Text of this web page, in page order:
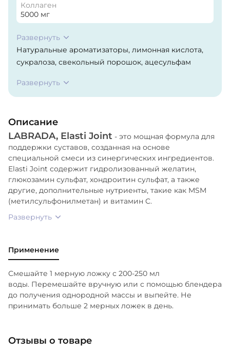
Коллаген
5000 мг
Развернуть
Натуральные ароматизаторы, лимонная кислота,
сукралоза, свекольный порошок, ацесульфам
Развернуть
Описание
LABRADA, Elasti Joint - это мощная формула для
поддержки суставов, созданная на основе
специальной смеси из синергических ингредиентов.
Elasti Joint содержит гидролизованный желатин,
глюкозамин сульфат, хондроитин сульфат, а также
другие, дополнительные нутриенты, такие как MSM
(метилсульфонилметан) и витамин C.
Развернуть
Применение
Смешайте 1 мерную ложку с 200-250 мл
воды. Перемешайте вручную или с помощью блендера
до получения однородной массы и выпейте. Не
принимать больше 2 мерных ложек в день.
Отзывы о товаре